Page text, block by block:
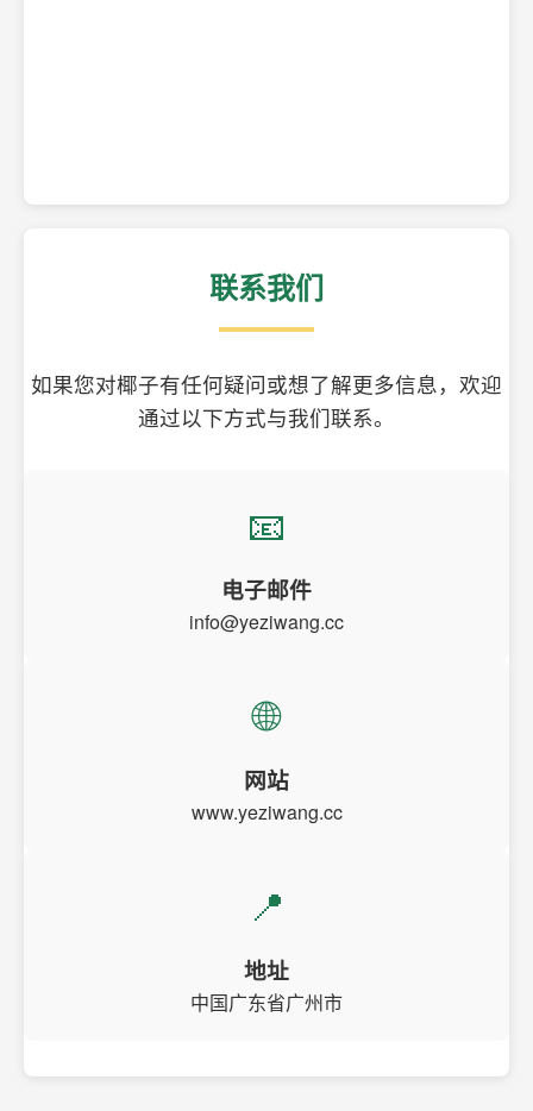
联系我们
如果您对椰子有任何疑问或想了解更多信息，欢迎
通过以下方式与我们联系。
📧
电子邮件
info@yeziwang.cc
🌐
网站
www.yeziwang.cc
📍
地址
中国广东省广州市